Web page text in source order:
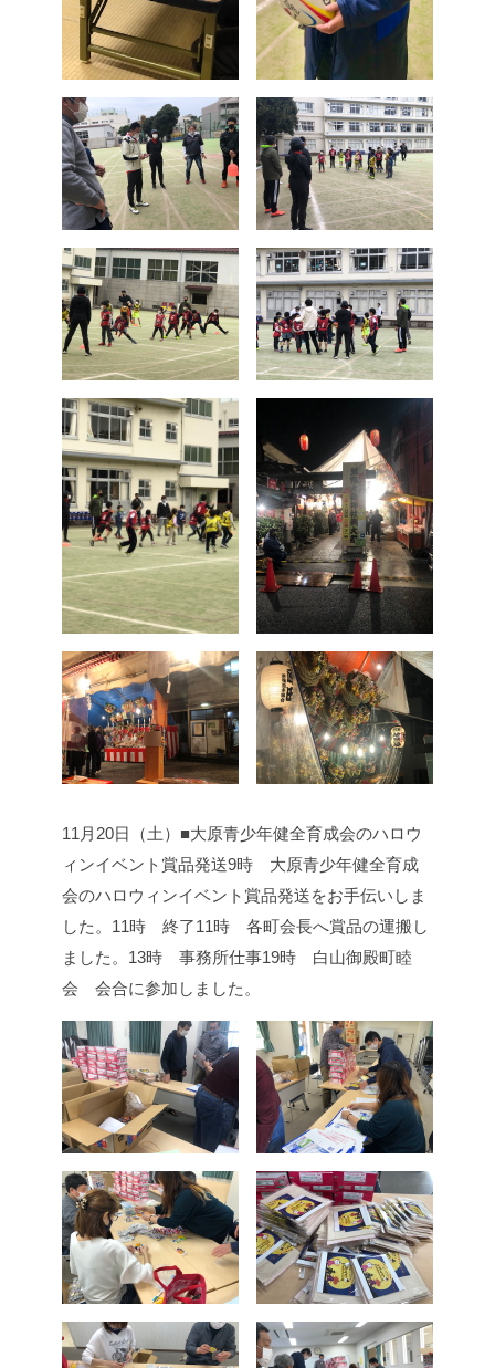
11月20日（土）■大原青少年健全育成会のハロウ
ィンイベント賞品発送9時 大原青少年健全育成
会のハロウィンイベント賞品発送をお手伝いしま
した。 11時 終了11時 各町会長へ賞品の運搬し
ました。 13時 事務所仕事19時 白山御殿町睦
会 会合に参加しました。